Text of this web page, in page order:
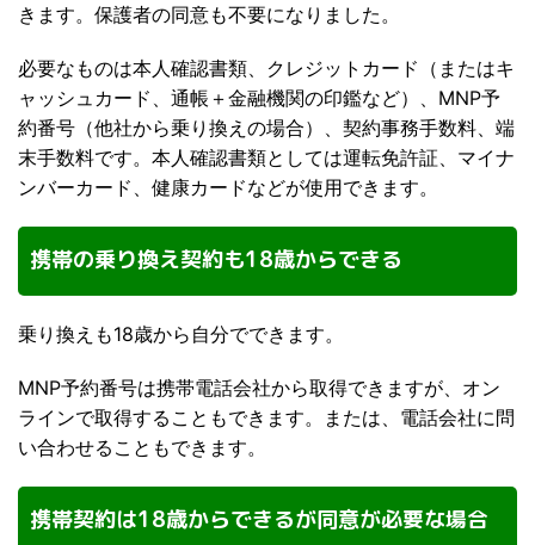
きます。保護者の同意も不要になりました。
必要なものは本人確認書類、クレジットカード（またはキ
ャッシュカード、通帳＋金融機関の印鑑など）、MNP予
約番号（他社から乗り換えの場合）、契約事務手数料、端
末手数料です。本人確認書類としては運転免許証、マイナ
ンバーカード、健康カードなどが使用できます。
携帯の乗り換え契約も18歳からできる
乗り換えも18歳から自分でできます。
MNP予約番号は携帯電話会社から取得できますが、オン
ラインで取得することもできます。または、電話会社に問
い合わせることもできます。
携帯契約は18歳からできるが同意が必要な場合